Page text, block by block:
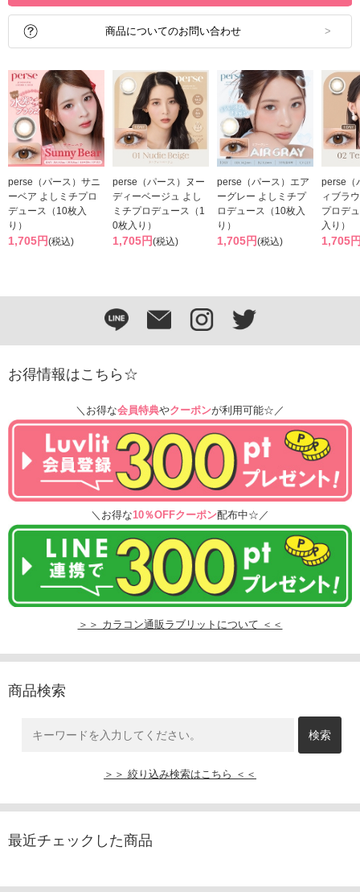
商品についてのお問い合わせ
perse（パース）サニ
ーベア よしミチプロ
デュース（10枚入
り）
1,705円(税込)
perse（パース）ヌー
ディーベージュ よし
ミチプロデュース（1
0枚入り）
1,705円(税込)
perse（パース）エア
ーグレー よしミチプ
ロデュース（10枚入
り）
1,705円(税込)
perse（
ィブラ
プロデ
入り）
1,705
お得情報はこちら☆
＼お得な会員特典やクーポンが利用可能☆／
＼お得な10％OFFクーポン配布中☆／
＞＞ カラコン通販ラブリットについて ＜＜
商品検索
＞＞ 絞り込み検索はこちら ＜＜
最近チェックした商品